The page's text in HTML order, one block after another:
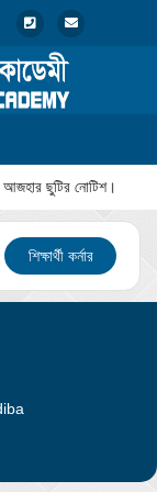
ছুটির নোটিশ।
শিক্ষার্থী কর্নার